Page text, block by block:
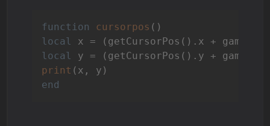
function cursorpos ()
local
local
print
end